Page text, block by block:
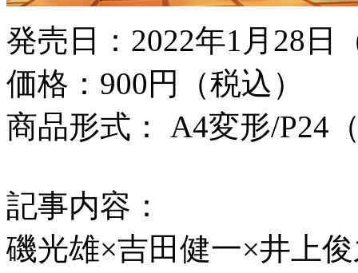
発売日：2022年1月28日
価格：900円（税込）
商品形式： A4変形/P24
記事内容：
磯光雄×吉田健一×井上